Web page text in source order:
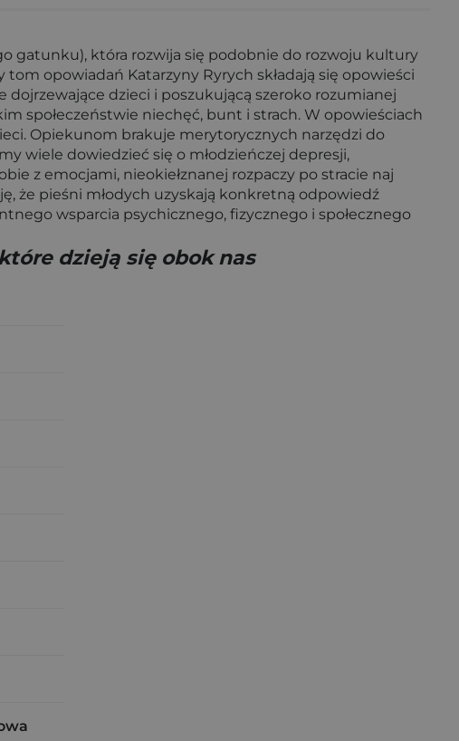
gatunku), która rozwija się podobnie do rozwoju kultury
opowiadań Katarzyny Ryrych składają się opowieści
dojrzewające dzieci i poszukującą szeroko rozumianej
społeczeństwie niechęć, bunt i strach. W opowieściach
Opiekunom brakuje merytorycznych narzędzi do
wiele dowiedzieć się o młodzieńczej depresji,
z emocjami, nieokiełznanej rozpaczy po stracie naj
że pieśni młodych uzyskają konkretną odpowiedź
wsparcia psychicznego, fizycznego i społecznego
dzieją się obok nas